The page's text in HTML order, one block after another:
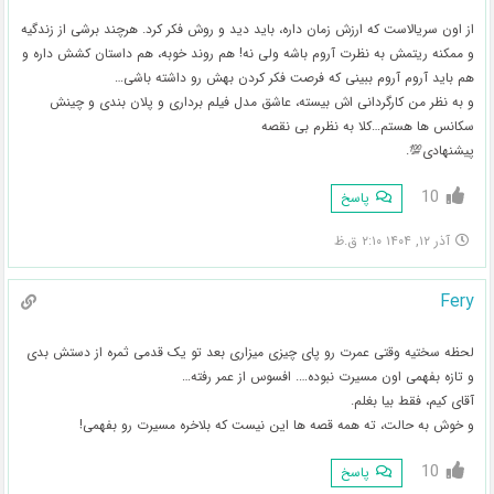
از اون سریالاست که ارزش زمان داره، باید دید و روش فکر کرد. هرچند برشی از زندگیه
و ممکنه ریتمش به نظرت آروم باشه ولی نه! هم روند خوبه، هم داستان کشش داره و
هم باید آروم آروم ببینی که فرصت فکر کردن بهش رو داشته باشی…
و به نظر من کارگردانی اش بیسته، عاشق مدل فیلم برداری و پلان بندی و چینش
سکانس ها هستم…کلا به نظرم بی نقصه
پیشنهادی💯.
10 پاسخ
آذر ۱۲, ۱۴۰۴ ۲:۱۰ ق.ظ
Fery
لحظه سختیه وقتی عمرت رو پای چیزی میزاری بعد تو یک قدمی ثمره از دستش بدی
و تازه بفهمی اون مسیرت نبوده…. افسوس از عمر رفته…
آقای کیم، فقط بیا بغلم.
و‌ خوش به حالت، ته همه قصه ها این نیست که بلاخره مسیرت رو بفهمی!
10 پاسخ